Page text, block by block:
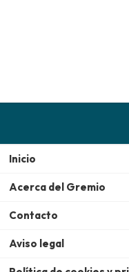
Inicio
Acerca del Gremio
Contacto
Aviso legal